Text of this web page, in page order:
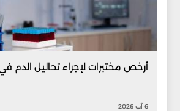
أرخص مختبرات لإجراء تحاليل الدم
6 آب 2026